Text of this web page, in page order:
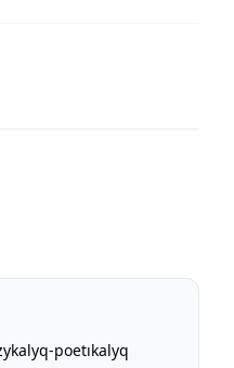
poetıkalyq